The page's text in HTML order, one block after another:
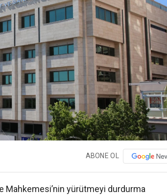
ABONE OL
Mahkemesi’nin yürütmeyi durdurma